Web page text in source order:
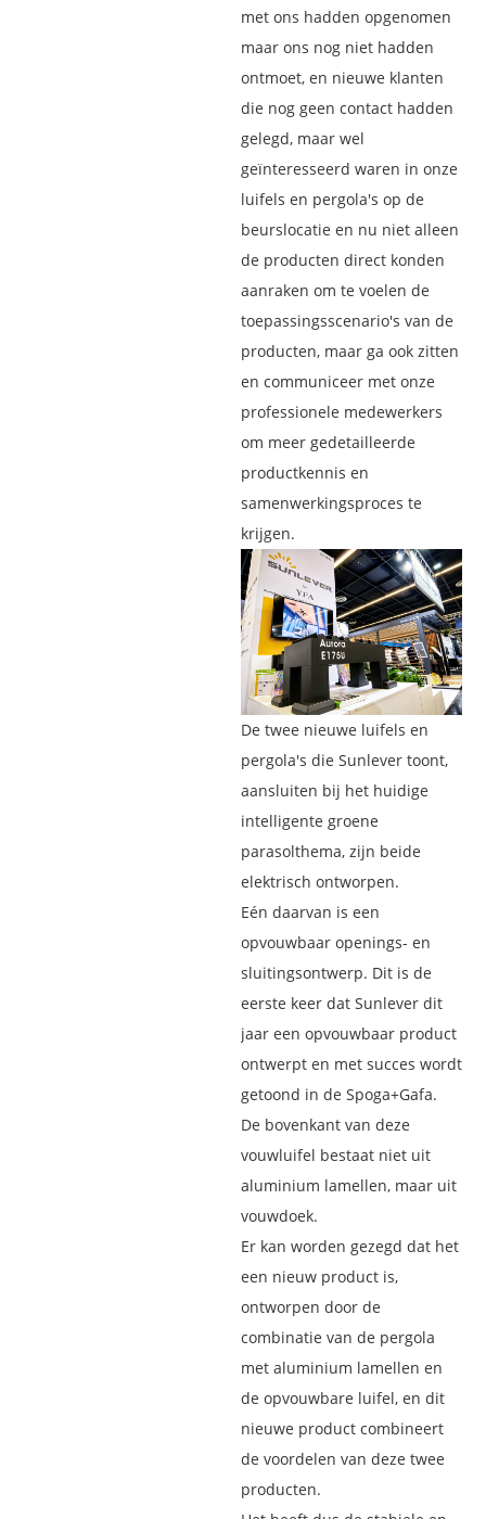
met ons hadden opgenomen
maar ons nog niet hadden
ontmoet, en nieuwe klanten
die nog geen contact hadden
gelegd, maar wel
geïnteresseerd waren in onze
luifels en pergola's op de
beurslocatie en nu niet alleen
de producten direct konden
aanraken om te voelen de
toepassingsscenario's van de
producten, maar ga ook zitten
en communiceer met onze
professionele medewerkers
om meer gedetailleerde
productkennis en
samenwerkingsproces te
krijgen.
De twee nieuwe luifels en
pergola's die Sunlever toont,
aansluiten bij het huidige
intelligente groene
parasolthema, zijn beide
elektrisch ontworpen.
Eén daarvan is een
opvouwbaar openings- en
sluitingsontwerp. Dit is de
eerste keer dat Sunlever dit
jaar een opvouwbaar product
ontwerpt en met succes wordt
getoond in de Spoga+Gafa.
De bovenkant van deze
vouwluifel bestaat niet uit
aluminium lamellen, maar uit
vouwdoek.
Er kan worden gezegd dat het
een nieuw product is,
ontworpen door de
combinatie van de pergola
met aluminium lamellen en
de opvouwbare luifel, en dit
nieuwe product combineert
de voordelen van deze twee
producten.